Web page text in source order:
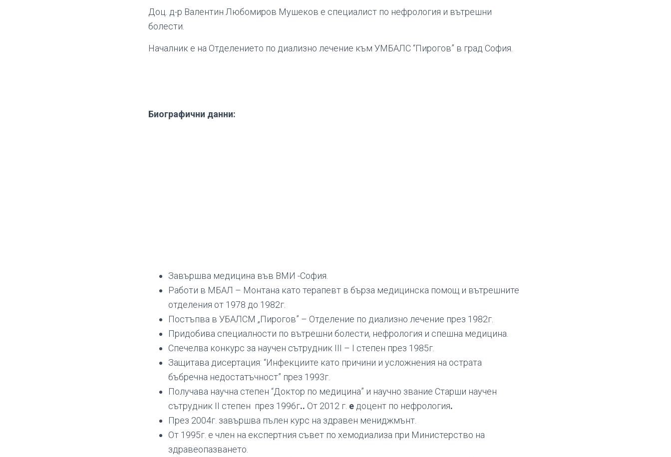
Доц. д-р Валентин Любомиров Мушеков е специалист по нефрология и вътрешни
болести.
Началник е на Отделението по диализно лечение към УМБАЛС “Пирогов” в град София.
Биографични данни:
Завършва медицина във ВМИ -София.
Работи в МБАЛ – Монтана като терапевт в бърза медицинска помощ и вътрешните
отделения от 1978 до 1982г.
Постъпва в УБАЛСМ „Пирогов” – Отделение по диализно лечение през 1982г.
Придобива специалности по вътрешни болести, нефрология и спешна медицина.
Спечелва конкурс за научен сътрудник ІІІ – І степен през 1985г.
Защитава дисертация: “Инфекциите като причини и усложнения на острата
бъбречна недостатъчност” през 1993г.
Получава научна степен “Доктор по медицина” и научно звание Старши научен
сътрудник ІІ степен през 1996г.. От 2012 г. е доцент по нефрология.
През 2004г. завършва пълен курс на здравен мениджмънт.
От 1995г. е член на експертния съвет по хемодиализа при Министерство на
здравеопазването.